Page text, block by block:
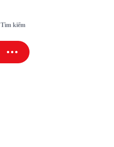
Tìm kiếm
SAO SPORT